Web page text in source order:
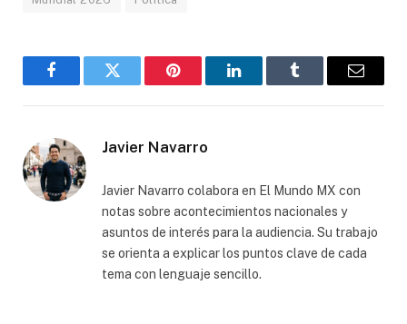
FacebookGorjeo Pinterest LinkedInTumblr
Correo
Javier Navarro
Javier Navarro colabora en El Mundo MX con
notas sobre acontecimientos nacionales y
asuntos de interés para la audiencia. Su trabajo
se orienta a explicar los puntos clave de cada
tema con lenguaje sencillo.